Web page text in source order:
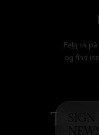
SIGN
Følg os
og find